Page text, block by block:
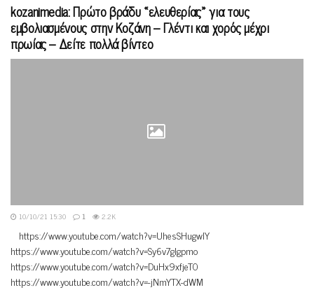
kozanimedia: Πρώτο βράδυ «ελευθερίας» για τους
εμβολιασμένους στην Κοζάνη – Γλέντι και χορός μέχρι
πρωίας – Δείτε πολλά βίντεο
10/10/21 15:30 1 2.2K
https://www.youtube.com/watch?v=UhesSHugwlY
https://www.youtube.com/watch?v=Sy6v7glgpmo
https://www.youtube.com/watch?v=DuHx9xfjeT0
https://www.youtube.com/watch?v=-jNmYTX-dWM